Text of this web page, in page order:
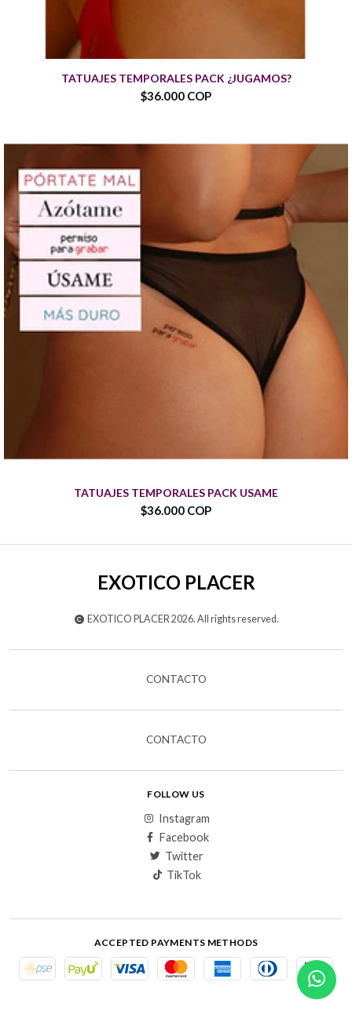
TATUAJES TEMPORALES PACK ¿JUGAMOS?
$36.000 COP
TATUAJES TEMPORALES PACK USAME
$36.000 COP
EXOTICO PLACER
EXOTICO PLACER 2026. All rights reserved.
CONTACTO
CONTACTO
FOLLOW US
Instagram
Facebook
Twitter
TikTok
ACCEPTED PAYMENTS METHODS